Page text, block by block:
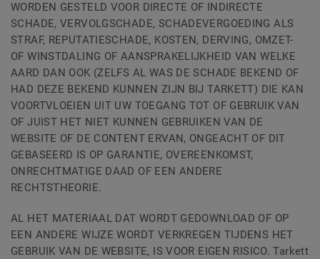
WORDEN GESTELD VOOR DIRECTE OF INDIRECTE
SCHADE, VERVOLGSCHADE, SCHADEVERGOEDING ALS
STRAF, REPUTATIESCHADE, KOSTEN, DERVING, OMZET-
OF WINSTDALING OF AANSPRAKELIJKHEID VAN WELKE
AARD DAN OOK (ZELFS AL WAS DE SCHADE BEKEND OF
HAD DEZE BEKEND KUNNEN ZIJN BIJ TARKETT) DIE KAN
VOORTVLOEIEN UIT UW TOEGANG TOT OF GEBRUIK VAN
OF JUIST HET NIET KUNNEN GEBRUIKEN VAN DE
WEBSITE OF DE CONTENT ERVAN, ONGEACHT OF DIT
GEBASEERD IS OP GARANTIE, OVEREENKOMST,
ONRECHTMATIGE DAAD OF EEN ANDERE
RECHTSTHEORIE.
AL HET MATERIAAL DAT WORDT GEDOWNLOAD OF OP
EEN ANDERE WIJZE WORDT VERKREGEN TIJDENS HET
GEBRUIK VAN DE WEBSITE, IS VOOR EIGEN RISICO. Tarkett